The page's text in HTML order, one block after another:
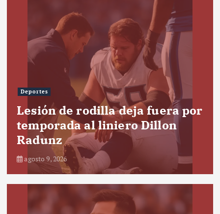
Deportes
Lesión de rodilla deja fuera por
temporada al liniero Dillon
Radunz
agosto 9, 2026